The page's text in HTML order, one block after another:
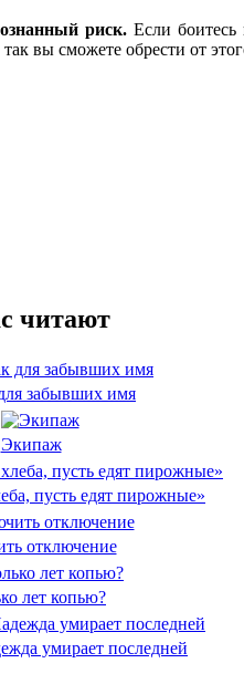
риск.Если боитесь
вы сможете обрести от
читают
забывших имя
Экипаж
пусть едят пирожные»
отключение
лет копью?
умирает последней